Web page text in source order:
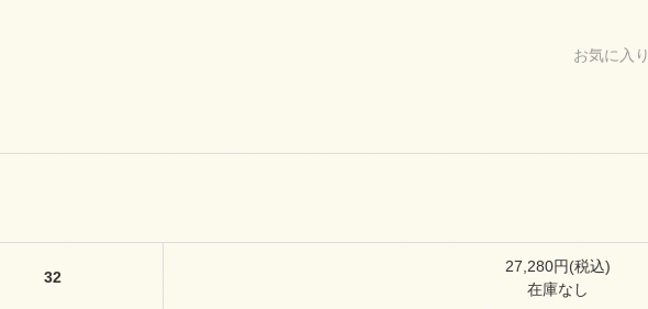
お気に入り
32
27,280円(税込)
在庫なし